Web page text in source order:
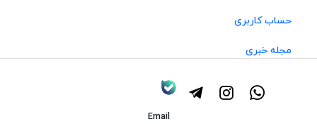
حساب کاربری
مجله خبری
Email